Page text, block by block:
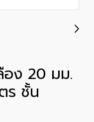
อง 20 มม.
ร ชั้น